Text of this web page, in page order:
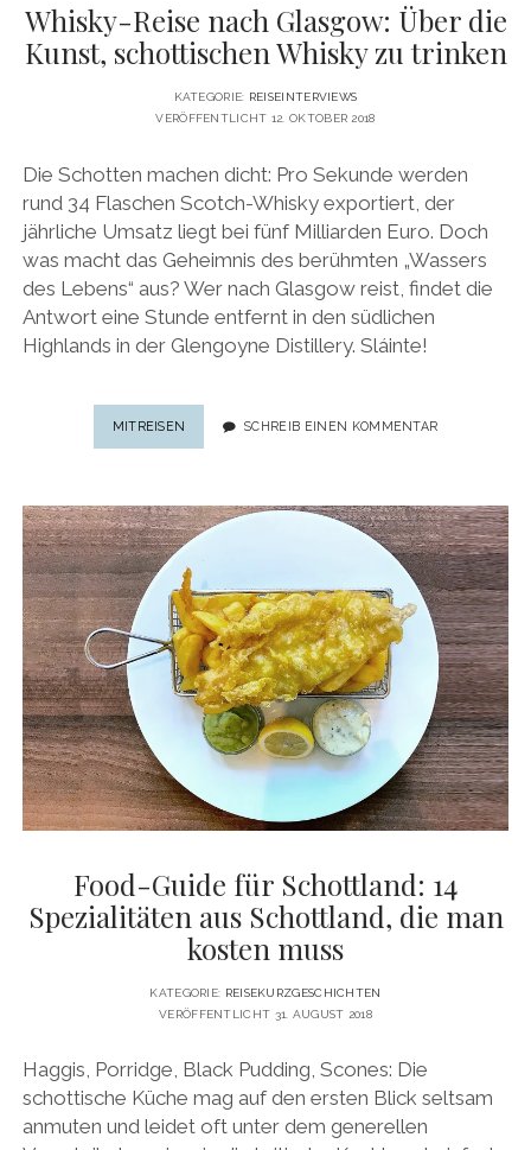
Whisky-Reise nach Glasgow: Über die
Kunst, schottischen Whisky zu trinken
KATEGORIE: REISEINTERVIEWS
VERÖFFENTLICHT 12. OKTOBER 2018
Die Schotten machen dicht: Pro Sekunde werden
rund 34 Flaschen Scotch-Whisky exportiert, der
jährliche Umsatz liegt bei fünf Milliarden Euro. Doch
was macht das Geheimnis des berühmten „Wassers
des Lebens“ aus? Wer nach Glasgow reist, findet die
Antwort eine Stunde entfernt in den südlichen
Highlands in der Glengoyne Distillery. Sláinte!
MITREISEN WHISKY-
REISE
ÜBER
DIE
KUNST,
SCHOTTISCHEN
WHISKY
ZU
TRINKEN
SCHREIB EINEN KOMMENTAR
Food-Guide für Schottland: 14
Spezialitäten aus Schottland, die man
kosten muss
KATEGORIE: REISEKURZGESCHICHTEN
VERÖFFENTLICHT 31. AUGUST 2018
Haggis, Porridge, Black Pudding, Scones: Die
schottische Küche mag auf den ersten Blick seltsam
anmuten und leidet oft unter dem generellen